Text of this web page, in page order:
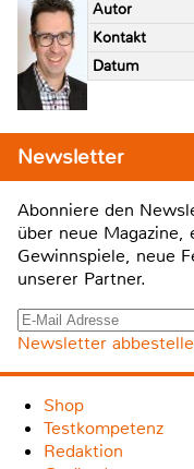
Autor
Kontakt
Datum
Newsletter
Abonniere den
über neue Magazine,
Gewinnspiele, neue
unserer Partner.
Newsletter
Shop
Testkompetenz
Redaktion